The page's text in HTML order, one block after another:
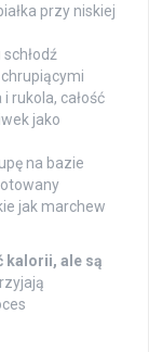
przy niskiej
rukola, całość
jako
na bazie
jak marchew
kalorii, ale są